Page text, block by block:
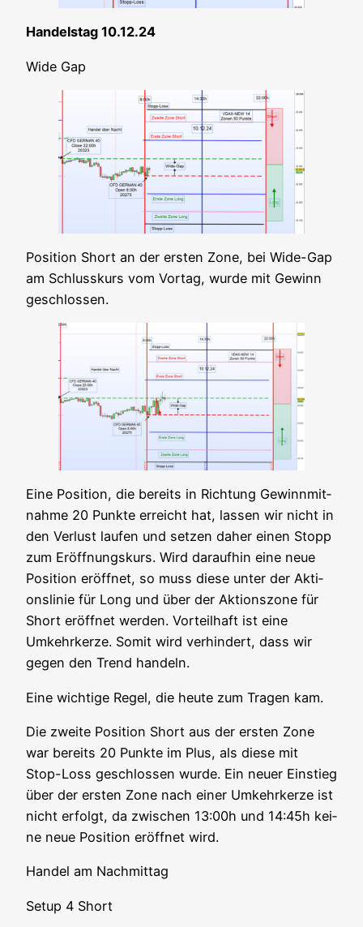
Han­dels­tag 10.12.24
Wide Gap
Posi­ti­on Short an der ers­ten Zone, bei Wide-Gap
am Schluss­kurs vom Vor­tag, wur­de mit Gewinn
geschlossen.
Eine Posi­ti­on, die bereits in Rich­tung Gewinn­mit­
nah­me 20 Punk­te erreicht hat, las­sen wir nicht in
den Ver­lust lau­fen und set­zen daher einen Stopp
zum Eröff­nungs­kurs. Wird dar­auf­hin eine neue
Posi­ti­on eröff­net, so muss die­se unter der Akti­
ons­li­nie für Long und über der Akti­ons­zo­ne für
Short eröff­net wer­den. Vor­teil­haft ist eine
Umkehr­ker­ze. Somit wird ver­hin­dert, dass wir
gegen den Trend handeln.
Eine wich­ti­ge Regel, die heu­te zum Tra­gen kam.
Die zwei­te Posi­ti­on Short aus der ers­ten Zone
war bereits 20 Punk­te im Plus, als die­se mit
Stop-Loss geschlos­sen wur­de. Ein neu­er Ein­stieg
über der ers­ten Zone nach einer Umkehr­ker­ze ist
nicht erfolgt, da zwi­schen 13:00h und 14:45h kei­
ne neue Posi­ti­on eröff­net wird.
Han­del am Nachmittag
Set­up 4 Short